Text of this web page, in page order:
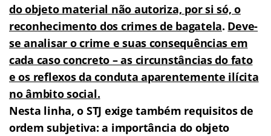
do objeto material não autoriza, por si só, o
reconhecimento dos crimes de bagatela. Deve-
se analisar o crime e suas consequências em
cada caso concreto – as circunstâncias do fato
e os reflexos da conduta aparentemente ilícita
no âmbito social.
Nesta linha, o STJ exige também requisitos de
ordem subjetiva: a importância do objeto